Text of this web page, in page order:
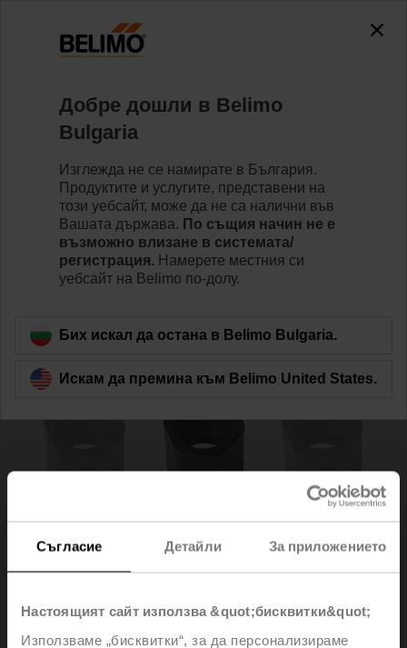
Съгласие Детайли За приложението
Настоящият сайт използва &quot;бисквитки&quot;
Използваме „бисквитки“, за да персонализираме
A-22G-A01.1
Back to product category
Добре дошли в Belimo
Bulgaria
Изглежда не се намирате в България.
Продуктите и услугите, представени на
този уебсайт, може да не са налични във
Вашата държава. По същия начин не е
възможно влизане в системата/
регистрация. Намерете местния си
уебсайт на Belimo по-долу.
Бих искал да остана в Belimo Bulgaria.
Искам да премина към Belimo United States.